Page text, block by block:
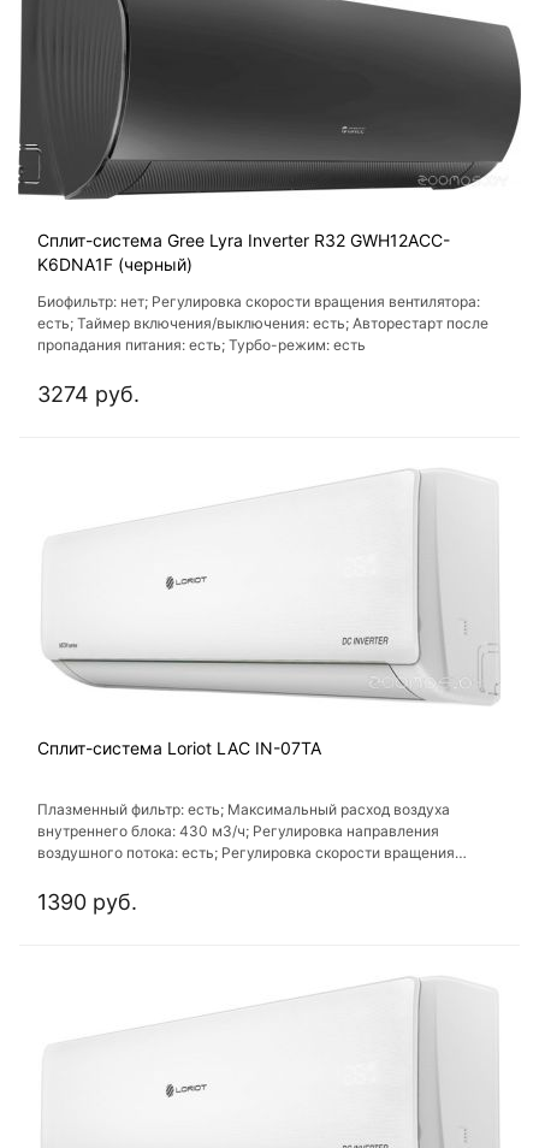
Сплит-система Gree Lyra Inverter R32 GWH12ACC-
K6DNA1F (черный)
Биофильтр: нет; Регулировка скорости вращения вентилятора:
есть; Таймер включения/выключения: есть; Авторестарт после
пропадания питания: есть; Турбо-режим: есть
3274 руб.
Сплит-система Loriot LAC IN-07TA
Плазменный фильтр: есть; Максимальный расход воздуха
внутреннего блока: 430 м3/ч; Регулировка направления
воздушного потока: есть; Регулировка скорости вращения
1390 руб.